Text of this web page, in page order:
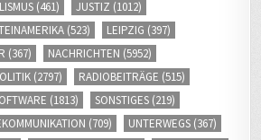
(367) NACHRICHTEN(5952)
(2797) RADIOBEITRÄGE(515)
(1813) SONSTIGES(219)
(709) UNTERWEGS
WAS ICH ERLEBE(668) WETTER